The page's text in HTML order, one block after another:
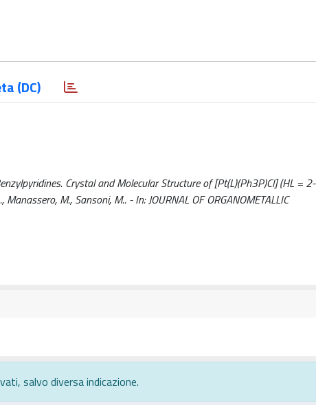
(DC)
Crystal and Molecular Structure of [Pt(L)(Ph3P)Cl] (HL = 2-
M., Sansoni, M.. - In: JOURNAL OF ORGANOMETALLIC
salvo diversa indicazione.